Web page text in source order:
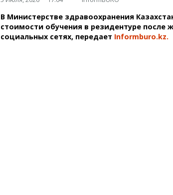
Каталог компаний
Купить шины, легко!
В Министерстве здравоохранения
стоимости обучения в резидентуре после
социальных сетях, передает Informburo.kz.